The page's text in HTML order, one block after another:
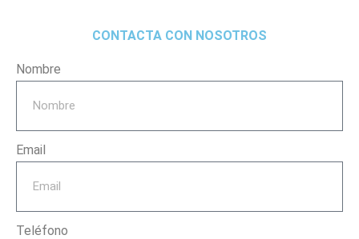
CONTACTA CON NOSOTROS
Nombre
Email
Teléfono